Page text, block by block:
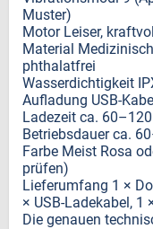
Muster)
Motor Leiser,
Material
phthalatfrei
Wasserdichtigkeit
Aufladung USB-
Ladezeit ca.
Betriebsdauer ca.
Farbe Meist Rosa
prüfen)
Lieferumfang 1 ×
× USB-Ladekabel, 1
Die genauen